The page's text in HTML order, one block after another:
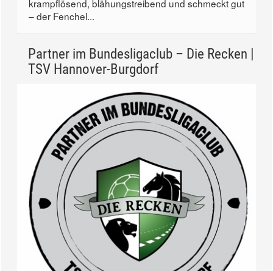
krampflösend, blähungstreibend und schmeckt gut
– der Fenchel...
Partner im Bundesligaclub – Die Recken |
TSV Hannover-Burgdorf